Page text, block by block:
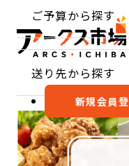
ご予算から探す
送り先から探す
新規会員